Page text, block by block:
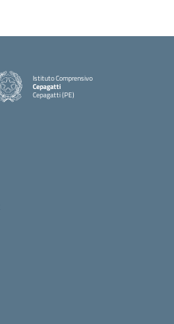
Istituto Comprensivo
Cepagatti
Cepagatti (PE)
— Visita la pagina iniziale della scuola